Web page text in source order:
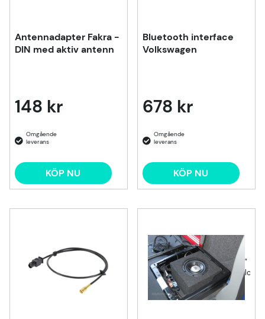
Antennadapter Fakra -
DIN med aktiv antenn
148 kr
KÖP NU
Bluetooth interface
Volkswagen
678 kr
KÖP NU
"